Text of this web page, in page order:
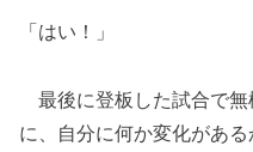
「はい！」
最後に登板した試合で無
に、自分に何か変化があ